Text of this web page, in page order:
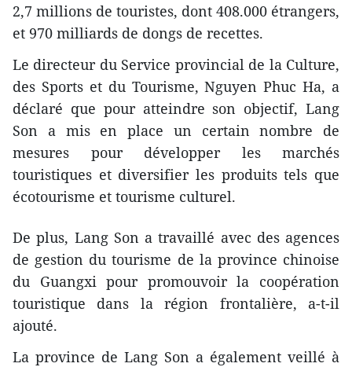
2,7 millions de touristes, dont 408.000 étrangers,
et 970 milliards de dongs de recettes.
Le directeur du Service provincial de la Culture,
des Sports et du Tourisme, Nguyen Phuc Ha, a
déclaré que pour atteindre son objectif, Lang
Son a mis en place un certain nombre de
mesures pour développer les marchés
touristiques et diversifier les produits tels que
écotourisme et tourisme culturel.
De plus, Lang Son a travaillé avec des agences
de gestion du tourisme de la province chinoise
du Guangxi pour promouvoir la coopération
touristique dans la région frontalière, a-t-il
ajouté.
La province de Lang Son a également veillé à